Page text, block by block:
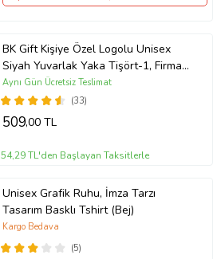
BK Gift Kişiye Özel Logolu Unisex
Siyah Yuvarlak Yaka Tişört-1, Firma
T-shirt, Logolu T-shirt, Sevgiliye
Hediye
(33)
Aynı Gün Ücretsiz Teslimat
509,00 TL
54,29 TL'den Başlayan Taksitlerle
Unisex Grafik Ruhu, İmza Tarzı
Tasarım Basklı Tshirt (Bej)
(5)
Kargo Bedava